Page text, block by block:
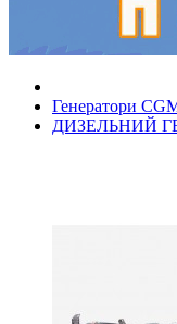
Генератори
ДИЗЕЛЬНИЙ